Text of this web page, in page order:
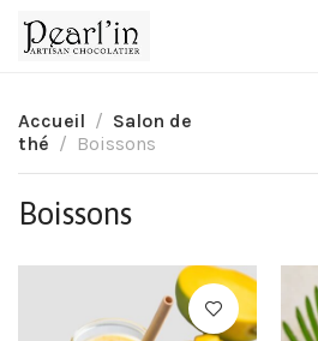
Accueil
Salon de
thé
Boissons
Boissons